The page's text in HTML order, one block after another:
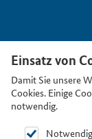
Einsatz von
Damit Sie unsere
Cookies. Einige
notwendig.